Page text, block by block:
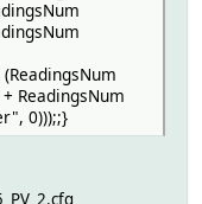
ReadingsNum
0)));;}